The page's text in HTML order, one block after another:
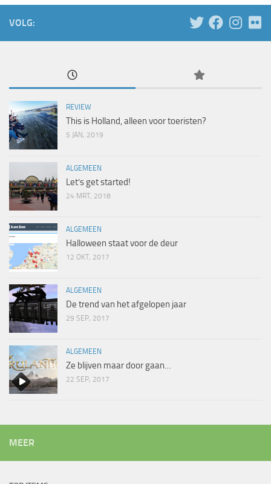
VOLG:
REVIEW
This is Holland, alleen voor toeristen?
5 JAN, 2019
ALGEMEEN
Let’s get started!
24 MRT, 2018
ALGEMEEN
Halloween staat voor de deur
12 OKT, 2017
ALGEMEEN
De trend van het afgelopen jaar
29 SEP, 2017
ALGEMEEN
Ze blijven maar door gaan…
22 SEP, 2017
MEER